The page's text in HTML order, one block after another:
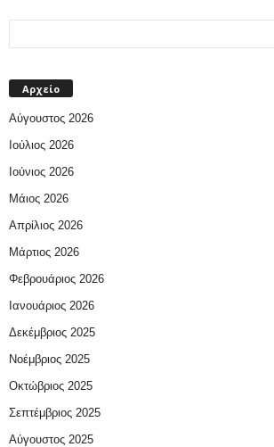
Αρχείο
Αύγουστος 2026
Ιούλιος 2026
Ιούνιος 2026
Μάιος 2026
Απρίλιος 2026
Μάρτιος 2026
Φεβρουάριος 2026
Ιανουάριος 2026
Δεκέμβριος 2025
Νοέμβριος 2025
Οκτώβριος 2025
Σεπτέμβριος 2025
Αύγουστος 2025